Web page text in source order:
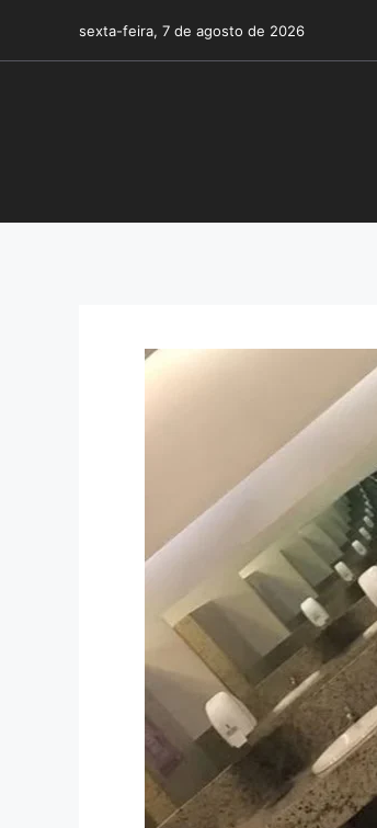
o
sexta-feira, 7 de agosto de 2026